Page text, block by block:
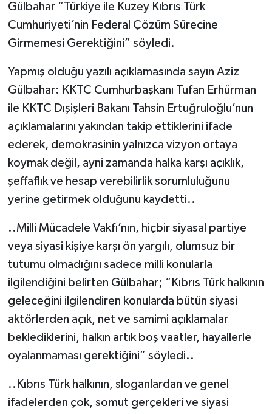
Gülbahar “Türkiye ile Kuzey Kıbrıs Türk
Cumhuriyeti’nin Federal Çözüm Sürecine
Girmemesi Gerektiğini” söyledi.
Yapmış olduğu yazılı açıklamasında sayın Aziz
Gülbahar: KKTC Cumhurbaşkanı Tufan Erhürman
ile KKTC Dışişleri Bakanı Tahsin Ertuğruloğlu’nun
açıklamalarını yakından takip ettiklerini ifade
ederek, demokrasinin yalnızca vizyon ortaya
koymak değil, ayni zamanda halka karşı açıklık,
şeffaflık ve hesap verebilirlik sorumluluğunu
yerine getirmek olduğunu kaydetti..
..Milli Mücadele Vakfı’nın, hiçbir siyasal partiye
veya siyasi kişiye karşı ön yargılı, olumsuz bir
tutumu olmadığını sadece milli konularla
ilgilendiğini belirten Gülbahar; “Kıbrıs Türk halkının
geleceğini ilgilendiren konularda bütün siyasi
aktörlerden açık, net ve samimi açıklamalar
beklediklerini, halkın artık boş vaatler, hayallerle
oyalanmaması gerektiğini” söyledi..
..Kıbrıs Türk halkının, sloganlardan ve genel
ifadelerden çok, somut gerçekleri ve siyasi